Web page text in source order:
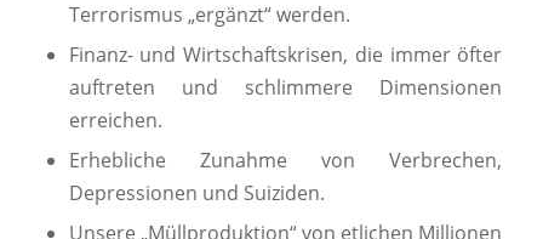
Terrorismus „ergänzt“ werden.
Finanz- und Wirtschaftskrisen, die immer öfter
auftreten und schlimmere Dimensionen
erreichen.
Erhebliche Zunahme von Verbrechen,
Depressionen und Suiziden.
Unsere „Müllproduktion“ von etlichen Millionen